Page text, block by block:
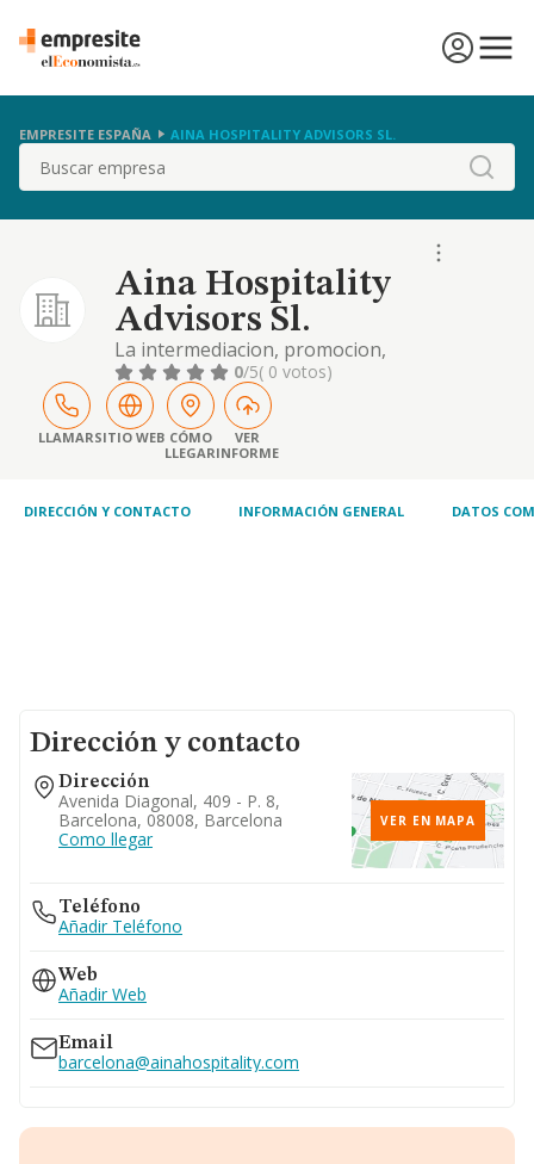
EMPRESITE ESPAÑA AINA HOSPITALITY ADVISORS SL.
Buscar
Aina Hospitality
Advisors Sl.
La intermediacion, promocion,
administracion y asesoramiento, en todo
tipo de operaciones inmobiliarias incluyendo
la compraventa y el arrendamiento (excluido
el arrendamiento financiero) asi como la
prestacion...
0/5( 0 votos)
LLAMARSITIO WEB CÓMO
LLEGAR
VER
INFORME
DIRECCIÓN Y CONTACTO INFORMACIÓN GENERAL DATOS
Dirección y contacto
Dirección
Avenida Diagonal, 409 - P. 8,
Barcelona, 08008, Barcelona
Como llegar
VER EN MAPA
Teléfono
Añadir Teléfono
Web
Añadir Web
Email
barcelona@ainahospitality.com